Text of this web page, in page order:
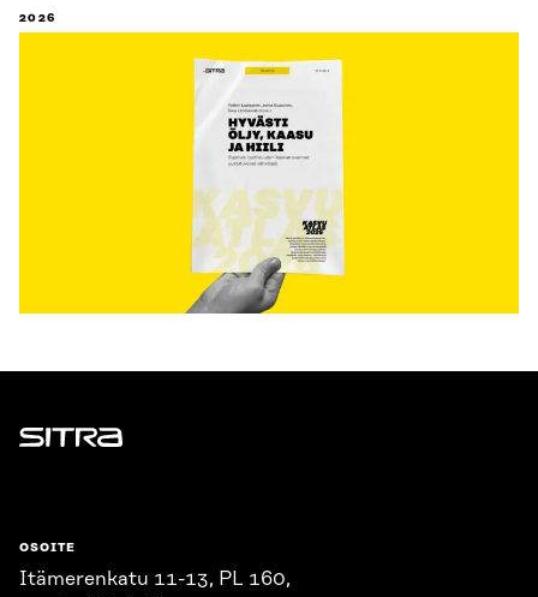
2026
Sitra
OSOITE
Itämerenkatu 11-13, PL 160,